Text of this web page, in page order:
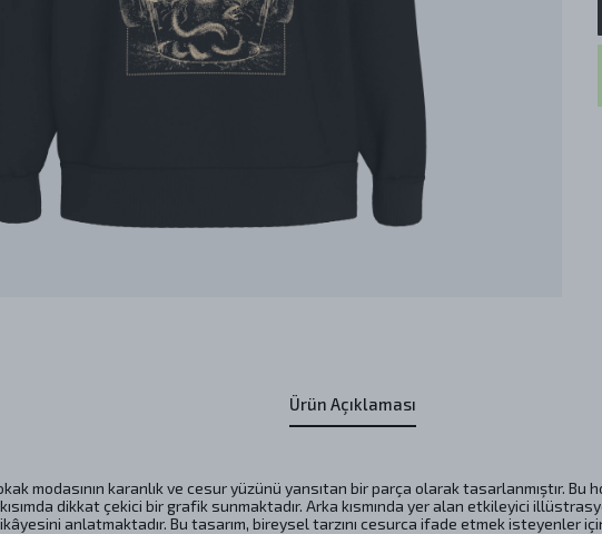
Ürün Açıklaması
modasının karanlık ve cesur yüzünü yansıtan bir parça olarak tasarlanmıştır.
dikkat çekici bir grafik sunmaktadır. Arka kısmında yer alan etkileyici
anlatmaktadır. Bu tasarım, bireysel tarzını cesurca ifade etmek isteyenler